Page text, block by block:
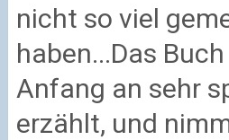
nicht so viel
haben...Das
Anfang an sehr
erzählt, und